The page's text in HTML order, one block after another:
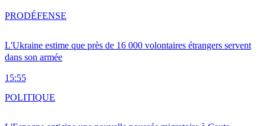
L'Ukraine estime que près de 16 000 volontaires étrangers servent
dans son armée
15:55
PRODÉFENSE
POLITIQUE